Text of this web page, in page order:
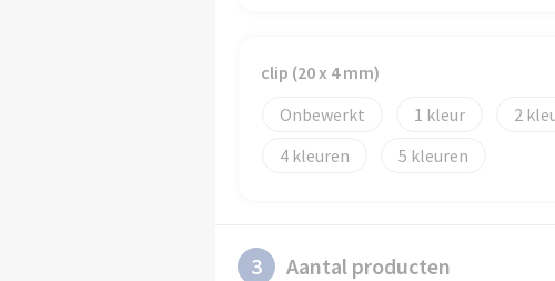
clip (20 x 4 mm)
Onbewerkt
1 2
4
5
3 Aantal producten